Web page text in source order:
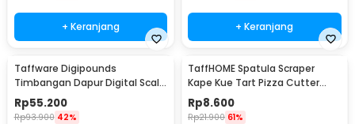
+ Keranjang + Keranjang
Taffware Digipounds
Timbangan Dapur Digital Scale
Battery 1g 5kg - Z1S
Rp55.200
Rp93.900 42%
TaffHOME Spatula Scraper
Kape Kue Tart Pizza Cutter
15cm - CJ07121
Rp8.600
Rp21.900 61%